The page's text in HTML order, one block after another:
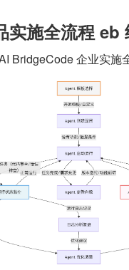
实施全流程 eb
BridgeCode 企业实施